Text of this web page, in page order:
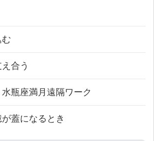
合う
瓶座満月遠隔ワーク
蓋になるとき